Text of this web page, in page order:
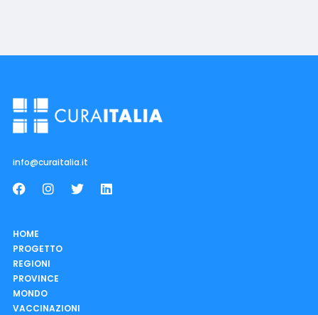
info@curaitalia.it
HOME
PROGETTO
REGIONI
PROVINCE
MONDO
VACCINAZIONI